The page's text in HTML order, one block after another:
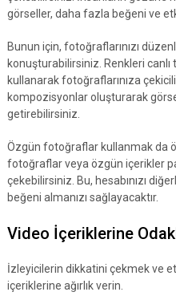
görseller, daha fazla beğeni ve
Bunun için, fotoğraflarınızı
konuşturabilirsiniz. Renkleri
kullanarak fotoğraflarınıza
kompozisyonlar oluşturarak
getirebilirsiniz.
Özgün fotoğraflar kullanmak da
fotoğraflar veya özgün içerikler
çekebilirsiniz. Bu, hesabınızı
beğeni almanızı sağlayacaktır.
Video İçeriklerine
İzleyicilerin dikkatini çekmek ve
içeriklerine ağırlık verin.